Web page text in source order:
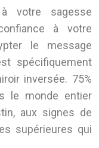
votre sagesse
à votre
le message
spécifiquement
inversée. 75%
le monde entier
aux signes de
supérieures qui